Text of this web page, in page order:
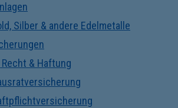
Silber & andere Edelmetalle
Recht & Haftung